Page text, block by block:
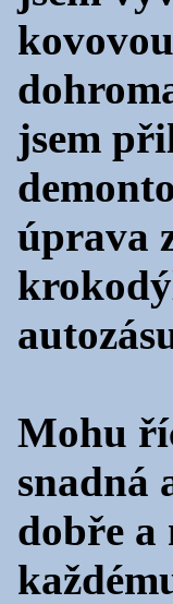
jsem
úprava
Mohu
snadná
dobře a